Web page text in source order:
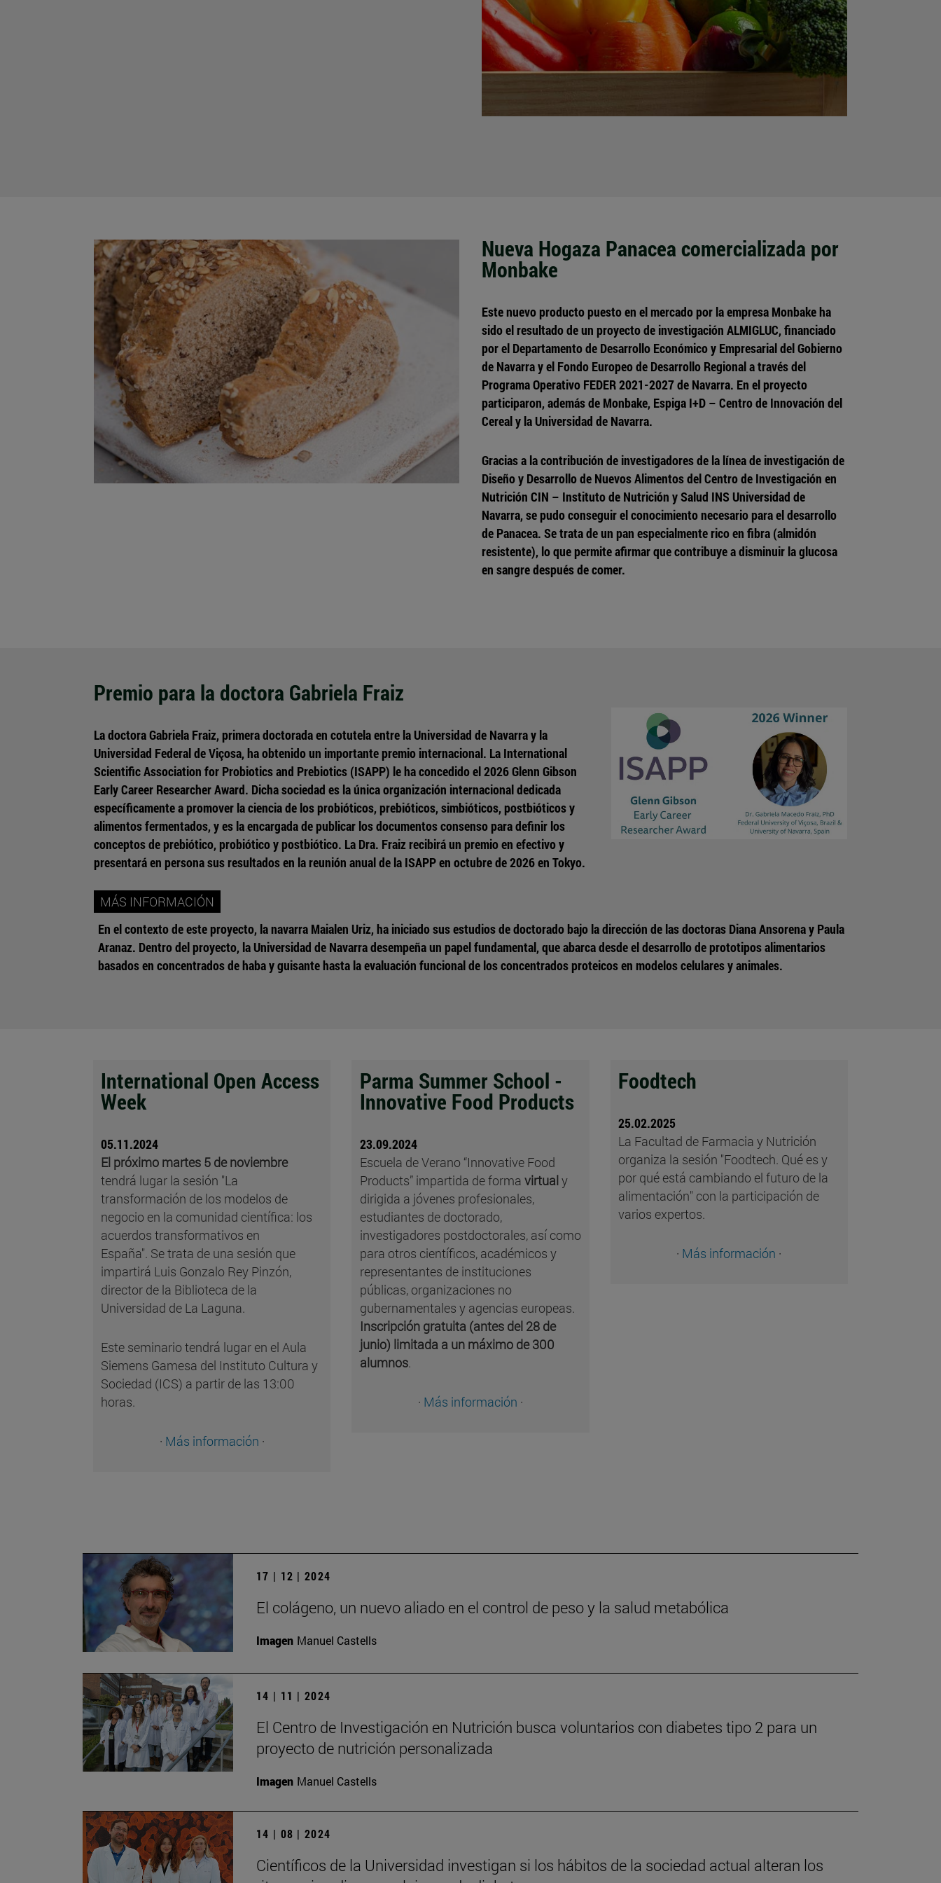
Nueva Hogaza Panacea comercializada por
Monbake
Este nuevo producto puesto en el mercado por la empresa Monbake ha
sido el resultado de un proyecto de investigación ALMIGLUC, financiado
por el Departamento de Desarrollo Económico y Empresarial del Gobierno
de Navarra y el Fondo Europeo de Desarrollo Regional a través del
Programa Operativo FEDER 2021-2027 de Navarra. En el proyecto
participaron, además de Monbake, Espiga I+D – Centro de Innovación del
Cereal y la Universidad de Navarra.
Gracias a la contribución de investigadores de la línea de investigación de
Diseño y Desarrollo de Nuevos Alimentos del Centro de Investigación en
Nutrición CIN – Instituto de Nutrición y Salud INS Universidad de
Navarra, se pudo conseguir el conocimiento necesario para el desarrollo
de Panacea. Se trata de un pan especialmente rico en fibra (almidón
resistente), lo que permite afirmar que contribuye a disminuir la glucosa
en sangre después de comer.
Premio para la doctora Gabriela Fraiz
La doctora Gabriela Fraiz, primera doctorada en cotutela entre la Universidad de Navarra y la
Universidad Federal de Viçosa, ha obtenido un importante premio internacional. La International
Scientific Association for Probiotics and Prebiotics (ISAPP) le ha concedido el 2026 Glenn Gibson
Early Career Researcher Award. Dicha sociedad es la única organización internacional dedicada
específicamente a promover la ciencia de los probióticos, prebióticos, simbióticos, postbióticos y
alimentos fermentados, y es la encargada de publicar los documentos consenso para definir los
conceptos de prebiótico, probiótico y postbiótico. La Dra. Fraiz recibirá un premio en efectivo y
presentará en persona sus resultados en la reunión anual de la ISAPP en octubre de 2026 en Tokyo.
MÁS INFORMACIÓN
En el contexto de este proyecto, la navarra Maialen Uriz, ha iniciado sus estudios de doctorado bajo la dirección de las doctoras Diana Ansorena y Paula
Aranaz. Dentro del proyecto, la Universidad de Navarra desempeña un papel fundamental, que abarca desde el desarrollo de prototipos alimentarios
basados en concentrados de haba y guisante hasta la evaluación funcional de los concentrados proteicos en modelos celulares y animales.
International Open Access
Week
05.11.2024
El próximo martes 5 de noviembre
tendrá lugar la sesión "La
transformación de los modelos de
negocio en la comunidad científica: los
acuerdos transformativos en
España". Se trata de una sesión que
impartirá Luis Gonzalo Rey Pinzón,
director de la Biblioteca de la
Universidad de La Laguna.
Este seminario tendrá lugar en el Aula
Siemens Gamesa del Instituto Cultura y
Sociedad (ICS) a partir de las 13:00
horas.
· Más información ·
Parma Summer School -
Innovative Food Products
23.09.2024
Escuela de Verano “Innovative Food
Products” impartida de forma virtualy
dirigida a jóvenes profesionales,
estudiantes de doctorado,
investigadores postdoctorales, así como
para otros científicos, académicos y
representantes de instituciones
públicas, organizaciones no
gubernamentales y agencias europeas.
Inscripción gratuita (antes del 28 de
junio) limitada a un máximo de 300
alumnos.
· Más información ·
Foodtech
25.02.2025
La Facultad de Farmacia y Nutrición
organiza la sesión "Foodtech. Qué es y
por qué está cambiando el futuro de la
alimentación" con la participación de
varios expertos.
· Más información ·
17 | 12 | 2024
El colágeno, un nuevo aliado en el control de peso y la salud metabólica
Imagen Manuel Castells
14 | 11 | 2024
El Centro de Investigación en Nutrición busca voluntarios con diabetes tipo 2 para un
proyecto de nutrición personalizada
Imagen Manuel Castells
14 | 08 | 2024
Científicos de la Universidad investigan si los hábitos de la sociedad actual alteran los